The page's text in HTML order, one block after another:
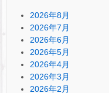
2026年8月
2026年7月
2026年6月
2026年5月
2026年4月
2026年3月
2026年2月